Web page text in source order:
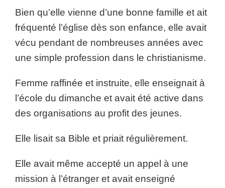
Bien qu’elle vienne d’une bonne famille et ait
fréquenté l’église dès son enfance, elle avait
vécu pendant de nombreuses années avec
une simple profession dans le christianisme.
Femme raffinée et instruite, elle enseignait à
l’école du dimanche et avait été active dans
des organisations au profit des jeunes.
Elle lisait sa Bible et priait régulièrement.
Elle avait même accepté un appel à une
mission à l’étranger et avait enseigné